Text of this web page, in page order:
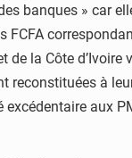
banques » car
FCFA
la Côte d’Ivoire
reconstituées à
excédentaire aux